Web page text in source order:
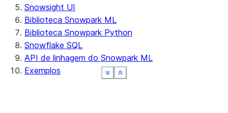
Show less
See moreShow less
See moreShow less
See moreShow less
See moreShow less
See more
Snowsight UI
Biblioteca Snowpark ML
Biblioteca Snowpark Python
Snowflake SQL
API de linhagem do Snowpark ML
Exemplos